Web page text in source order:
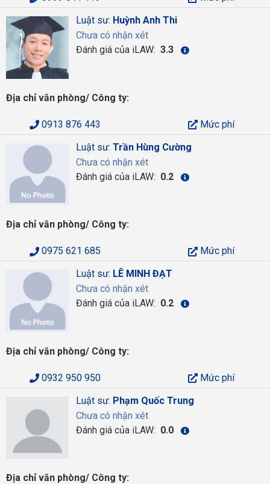
Luật sư: Huỳnh Anh Thi
Chưa có nhận xét
Đánh giá của iLAW: 3.3
Địa chỉ văn phòng/ Công ty:
0913 876 443
Mức phí
Luật sư: Trần Hùng Cường
Chưa có nhận xét
Đánh giá của iLAW: 0.2
Địa chỉ văn phòng/ Công ty:
0975 621 685
Mức phí
Luật sư: LÊ MINH ĐẠT
Chưa có nhận xét
Đánh giá của iLAW: 0.2
Địa chỉ văn phòng/ Công ty:
0932 950 950
Mức phí
Luật sư: Phạm Quốc Trung
Chưa có nhận xét
Đánh giá của iLAW: 0.0
Địa chỉ văn phòng/ Công ty: